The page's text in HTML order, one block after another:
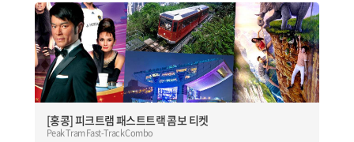
[홍콩] 피크트램 패스트트랙 콤보 티켓
Peak Tram Fast-Track Combo
[홍콩] 피크트램 패스트트랙 콤보 티켓
Peak Tram Fast-Track Combo
[홍콩] 피크트램
홍콩여행의 필수 코스 빅토리아 피크트램 대기 없이 바로 입장 줄 서기
싫다면 서둘러 예매 하세요~